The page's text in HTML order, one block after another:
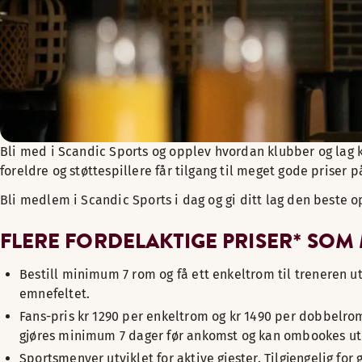
Bli med i Scandic Sports og opplev hvordan klubber og
foreldre og støttespillere får tilgang til meget gode priser
Bli medlem i Scandic Sports i dag og gi ditt lag den beste
FLERE FORDELAKTIGE PRISER*
Bestill minimum 7 rom og få ett enkeltrom til treneren
emnefeltet.
​Fans-pris kr 1290 per enkeltrom og kr 1490 per
gjøres minimum 7 dager før ankomst og kan
​Sportsmenyer utviklet for aktive gjester. Tilgjengelig for